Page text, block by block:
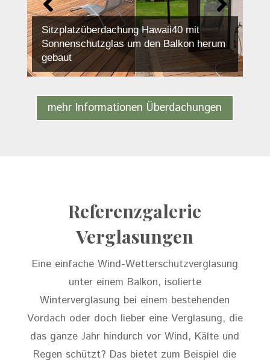
Sitzplatzüberdachung Hawaii40 mit
Sonnenschutzglas um den Balkon herum
gebaut
mehr Informationen Überdachungen
Referenzgalerie
Verglasungen
Eine einfache Wind-Wetterschutzverglasung
unter einem Balkon, isolierte
Winterverglasung bei einem bestehenden
Vordach oder doch lieber eine Verglasung, die
das ganze Jahr hindurch vor Wind, Kälte und
Regen schützt? Das bietet zum Beispiel die